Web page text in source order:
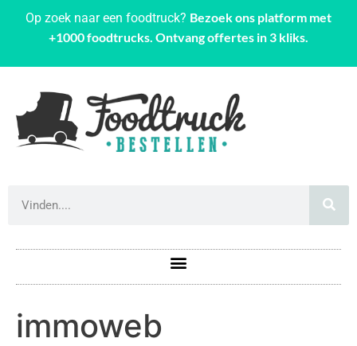
Op zoek naar een foodtruck? Bezoek ons platform met
+1000 foodtrucks. Ontvang offertes in 3 kliks.
immoweb